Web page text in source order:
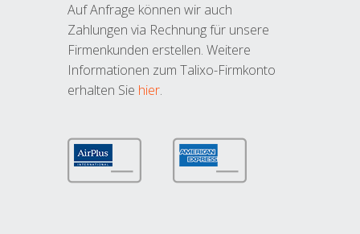
Auf Anfrage können wir auch
Zahlungen via Rechnung für unsere
Firmenkunden erstellen. Weitere
Informationen zum Talixo-Firmkonto
erhalten Sie hier.